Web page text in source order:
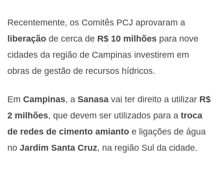
Recentemente, os Comitês PCJ aprovaram a
liberação de cerca de R$ 10 milhões para nove
cidades da região de Campinas investirem em
obras de gestão de recursos hídricos.
Em Campinas, a Sanasa vai ter direito a utilizar R$
2 milhões, que devem ser utilizados para a troca
de redes de cimento amianto e ligações de água
no Jardim Santa Cruz, na região Sul da cidade.